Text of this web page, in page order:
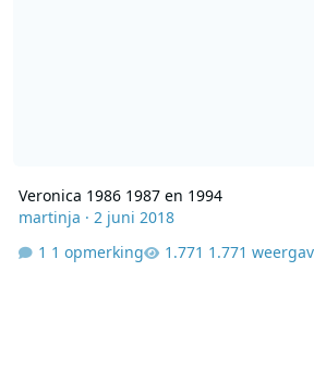
Veronica 1986 1987 en 1994
martinja · 2 juni 2018
1 opmerking
1.771